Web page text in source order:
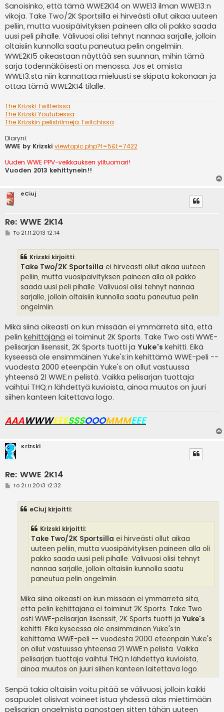
Sanoisinko, että tämä WWE2K14 on WWE13 ilman WWE13:n
vikoja. Take Two/2K Sportsilla ei hirveästi ollut aikaa uuteen
peliin, mutta vuosipäivityksen paineen alla oli pakko saada
uusi peli pihalle. Välivuosi olisi tehnyt nannaa sarjalle, jolloin
oltaisiin kunnolla saatu paneutua pelin ongelmiin.
WWE2K15 oikeastaan näyttää sen suunnan, mihin tämä
sarja todennäköisesti on menossa. Jos et omista
WWE13:sta niin kannattaa mieluusti se skipata kokonaan ja
ottaa tämä WWE2K14 tilalle.
The Krizski Twitterissä
The Krizski Youtubessa
The Krizskin pelistriimejä Twitchissä
Diaryni:
WWE by Krizski viewtopic.php?f=5&t=7422
Uuden WWE PPV-veikkauksen ylituomari!
Vuoden 2013 kehittynein!!
eCiuj
Re: WWE 2K14
VTo 21.11.2013 12:14
Krizski kirjoitti:
Take Two/2K Sportsilla ei hirveästi ollut aikaa uuteen
peliin, mutta vuosipäivityksen paineen alla oli pakko
saada uusi peli pihalle. Välivuosi olisi tehnyt nannaa
sarjalle, jolloin oltaisiin kunnolla saatu paneutua pelin
ongelmiin.
Mikä siinä oikeasti on kun missään ei ymmärretä sitä, että
pelin kehittäjänä ei toiminut 2K Sports. Take Two osti WWE-
pelisarjan lisenssit, 2K Sports tuotti ja Yuke's kehitti. Eikä
kyseessä ole ensimmäinen Yuke's:in kehittämä WWE-peli --
vuodesta 2000 eteenpäin Yuke's on ollut vastuussa
yhteensä 21 WWE:n pelistä. Vaikka pelisarjan tuottaja
vaihtui THQ:n lähdettyä kuvioista, ainoa muutos on juuri
siihen kanteen laitettava logo.
AAAWWWEEESSSOOOMMMEEE
Krizski
Re: WWE 2K14
VTo 21.11.2013 12:32
eCiuj kirjoitti:
Krizski kirjoitti:
Take Two/2K Sportsilla ei hirveästi ollut aikaa
uuteen peliin, mutta vuosipäivityksen paineen alla oli
pakko saada uusi peli pihalle. Välivuosi olisi tehnyt
nannaa sarjalle, jolloin oltaisiin kunnolla saatu
paneutua pelin ongelmiin.
Mikä siinä oikeasti on kun missään ei ymmärretä sitä,
että pelin kehittäjänä ei toiminut 2K Sports. Take Two
osti WWE-pelisarjan lisenssit, 2K Sports tuotti ja Yuke's
kehitti. Eikä kyseessä ole ensimmäinen Yuke's:in
kehittämä WWE-peli -- vuodesta 2000 eteenpäin Yuke's
on ollut vastuussa yhteensä 21 WWE:n pelistä. Vaikka
pelisarjan tuottaja vaihtui THQ:n lähdettyä kuvioista,
ainoa muutos on juuri siihen kanteen laitettava logo.
Senpä takia oltaisiin voitu pitää se välivuosi, jolloin kaikki
osapuolet olisivat voineet istua yhdessä alas miettimään
pelisarjan ongelmista panostaen sitten tähän uuteen